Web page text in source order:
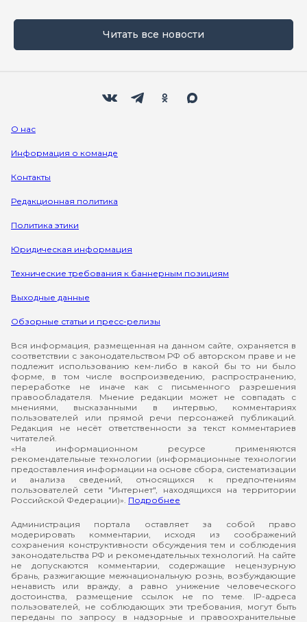
Читать все новости
О нас
Информация о команде
Контакты
Редакционная политика
Политика этики
Юридическая информация
Технические требования к баннерным позициям
Выходные данные
Обзорные статьи и пресс-релизы
Вся информация, размещенная на данном сайте, охраняется в
соответствии с законодательством РФ об авторском праве и не
подлежит использованию кем-либо в какой бы то ни было
форме, в том числе воспроизведению, распространению,
переработке не иначе как с письменного разрешения
правообладателя. Мнение редакции может не совпадать с
мнениями, высказанными в интервью, комментариях
пользователей или прямой речи персонажей публикаций.
Редакция не несёт ответственности за текст комментариев
читателей.
«На информационном ресурсе применяются
рекомендательные технологии (информационные технологии
предоставления информации на основе сбора, систематизации
и анализа сведений, относящихся к предпочтениям
пользователей сети "Интернет", находящихся на территории
Российской Федерации)». Подробнее
Администрация портала оставляет за собой право
модерировать комментарии, исходя из соображений
сохранения конструктивности обсуждения тем и соблюдения
законодательства РФ и рекомендательных технологий. На сайте
не допускаются комментарии, содержащие нецензурную
брань, разжигающие межнациональную рознь, возбуждающие
ненависть или вражду, а равно унижение человеческого
достоинства, размещение ссылок не по теме. IP-адреса
пользователей, не соблюдающих эти требования, могут быть
переданы по запросу в надзорные и правоохранительные